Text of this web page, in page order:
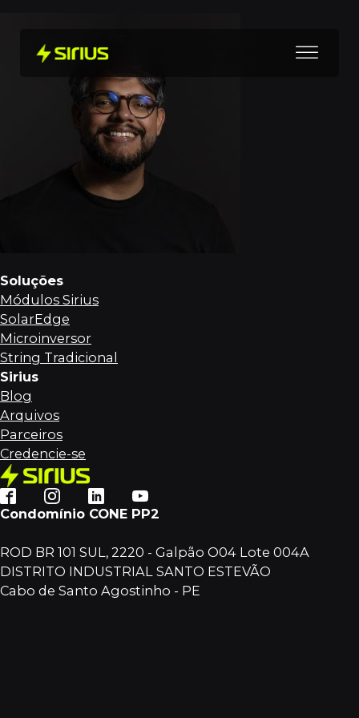
Condomínio CONE PP2
ROD BR 101 SUL, 2220 - Galpão O04 Lote 004A
DISTRITO INDUSTRIAL SANTO ESTEVÃO
Cabo de Santo Agostinho - PE
Sirius
Blog
Arquivos
Parceiros
Credencie-se
Soluções
Módulos Sirius
SolarEdge
Microinversor
String Tradicional